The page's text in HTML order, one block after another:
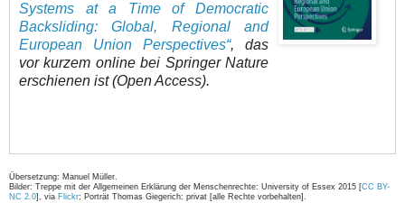
Systems at a Time of Democratic
Backsliding: Global, Regional and
European Union Perspectives“, das
vor kurzem online bei Springer Nature
erschienen ist (Open Access).
Übersetzung: Manuel Müller.
Bilder: Treppe mit der Allgemeinen Erklärung der Menschenrechte: University of Essex 2015 [CC BY-
NC 2.0], via Flickr; Porträt Thomas Giegerich: privat [alle Rechte vorbehalten].